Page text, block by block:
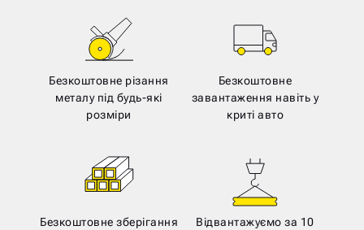
Безкоштовне різання
металу під будь-які
розміри
Безкоштовне
завантаження навіть у
криті авто
Безкоштовне зберігання
Відвантажуємо за 10